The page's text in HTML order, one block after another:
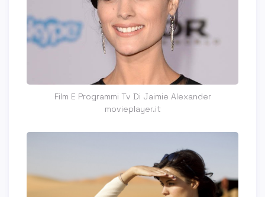
Film E Programmi Tv Di Jaimie Alexander
movieplayer.it